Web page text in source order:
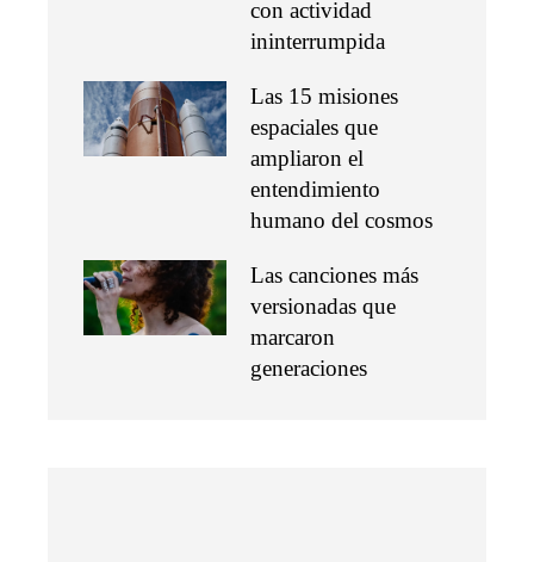
con actividad
ininterrumpida
Las 15 misiones
espaciales que
ampliaron el
entendimiento
humano del cosmos
Las canciones más
versionadas que
marcaron
generaciones